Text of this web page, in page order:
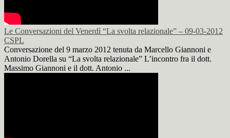
Le Conversazioni del Venerdì “La svolta relazionale” – 09-03-2012
CSPL
Conversazione del 9 marzo 2012 tenuta da Marcello Giannoni e
Antonio Dorella su “La svolta relazionale” L’incontro fra il dott.
Massimo Giannoni e il dott. Antonio ...